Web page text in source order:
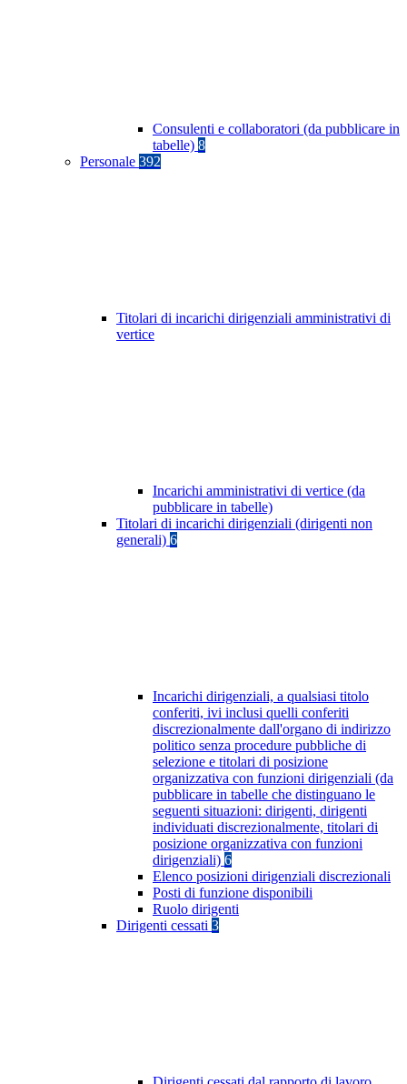
Consulenti e collaboratori (da pubblicare in
tabelle) 8
Personale 392
Titolari di incarichi dirigenziali amministrativi di
vertice
Incarichi amministrativi di vertice (da
pubblicare in tabelle)
Titolari di incarichi dirigenziali (dirigenti non
generali) 6
Incarichi dirigenziali, a qualsiasi titolo
conferiti, ivi inclusi quelli conferiti
discrezionalmente dall'organo di indirizzo
politico senza procedure pubbliche di
selezione e titolari di posizione
organizzativa con funzioni dirigenziali (da
pubblicare in tabelle che distinguano le
seguenti situazioni: dirigenti, dirigenti
individuati discrezionalmente, titolari di
posizione organizzativa con funzioni
dirigenziali) 6
Elenco posizioni dirigenziali discrezionali
Posti di funzione disponibili
Ruolo dirigenti
Dirigenti cessati 3